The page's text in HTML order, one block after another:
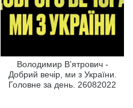
Володимир В’ятрович -
Добрий вечір, ми з України.
Головне за день. 26082022